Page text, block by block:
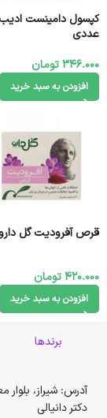
عددی
346.000تومان
افزودن به سبد خرید
قرص آفرودیت گل دارو 30
420.000تومان
افزودن به سبد خرید
برندها
آدرس: شیراز، بلوار
دکتر دانیالی